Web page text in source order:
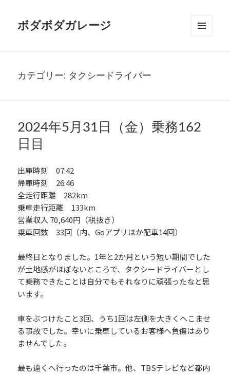
ボダボダガレージ
カテゴリー: タクシードライバー
2024年5月31日（金）乗務162
日目
出庫時刻 07:42
帰庫時刻 26:46
全走行距離 282km
乗車走行距離 133km
営業収入 70,640円（税抜き）
乗車回数 33回（内、Goアプリほか配車14回）
最終日となりました。1年と2か月という短い期間でした
が土地感がほぼないところで、タクシードライバーとし
て乗務できたことは自分でもそれなりに頑張ったなと思
います。
車をぶつけたこと3回、うち1回は左側を大きくへこませ
る事故でした。幸いに乗車しているお客様へ負傷はあり
ませんでした。
最も遠くへ行ったのは千葉市。他、TBSテレビなど都内